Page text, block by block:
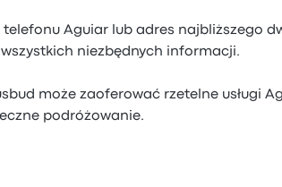
Aguiar lub adres najbliższego
niezbędnych informacji.
może zaoferować rzetelne usługi
podróżowanie.